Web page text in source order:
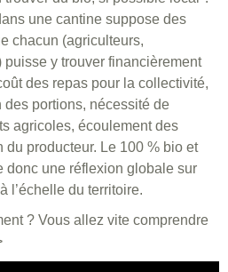
une cantine suppose des
chacun (agriculteurs,
y trouver financièrement
des repas pour la collectivité,
portions, nécessité de
agricoles, écoulement des
du producteur. Le 100 % bio et
donc une réflexion globale sur
l’échelle du territoire.
? Vous allez vite comprendre